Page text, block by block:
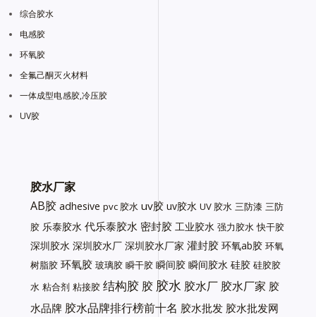
综合胶水
电感胶
环氧胶
全氟己酮灭火材料
一体成型电感胶,冷压胶
UV胶
胶水厂家
AB胶 adhesive pvc 胶水 uv胶 uv胶水 UV 胶水 三防漆 三防
胶 乐泰胶水 代乐泰胶水 密封胶 工业胶水 强力胶水 快干胶
深圳胶水 深圳胶水厂 深圳胶水厂家 灌封胶 环氧ab胶 环氧
树脂胶 环氧胶 玻璃胶 瞬干胶 瞬间胶 瞬间胶水 硅胶 硅胶胶
水 粘合剂 粘接胶 结构胶 胶 胶水 胶水厂 胶水厂家 胶
水品牌 胶水品牌排行榜前十名 胶水批发 胶水批发网